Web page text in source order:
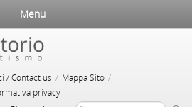
/ Contact us / Mappa Sito /
privacy
Menu